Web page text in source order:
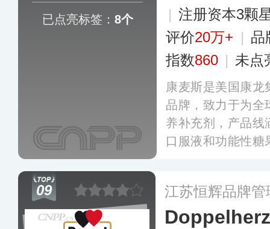
已点亮标签： 8个
| 注册资本3颗
评价20万+ | 品
指数860 | 未点
康麦斯是美国康龙
品牌，致力于为全
养补充剂，产品线
口服液和功能性糖
管及睡眠系列等，
数十个国家地区。
09 江苏恒辉品牌